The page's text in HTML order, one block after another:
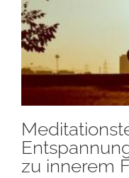
zu innerem